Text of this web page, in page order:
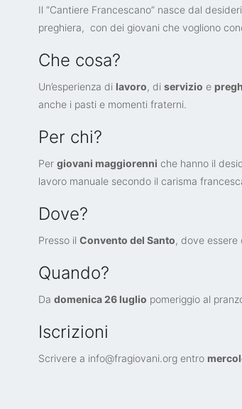
Il “Cantiere Francescano” nasce dal
preghiera, con dei giovani che vogliono
Che cosa?
Un’esperienza di lavoro, di servizio e
anche i pasti e momenti fraterni.
Per chi?
Per giovani maggiorenni che hanno il
lavoro manuale secondo il carisma
Dove?
Presso il Convento del Santo, dove essere
Quando?
Da domenica 26 luglio pomeriggio al
Iscrizioni
Scrivere a info@fragiovani.org entro